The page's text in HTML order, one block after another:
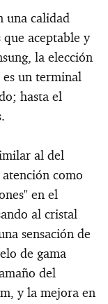
una calidad
aceptable y
la elección
es un terminal
hasta el
al del
como
en el
al cristal
sensación de
de gama
del
y la mejora en